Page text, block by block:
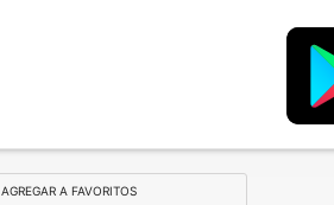
AGREGAR A FAVORITOS